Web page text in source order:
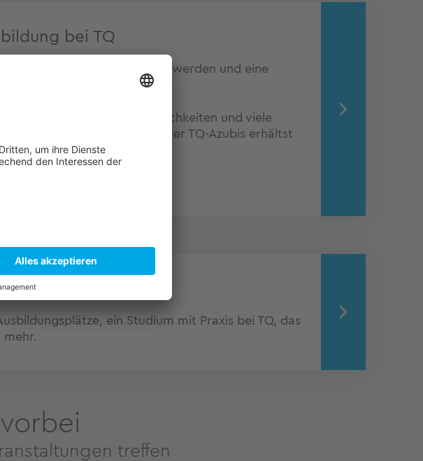
bei TQ
ein fester Teil von TQ werden und eine
zu unseren Ausbildungsmöglichkeiten und viele
Einblicke in den Alltag unserer TQ-Azubis erhältst
ein Studium mit Praxis bei TQ, das
mehr.
treffen